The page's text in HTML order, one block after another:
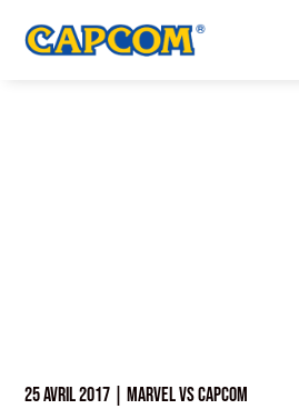
25 AVRIL 2017 MARVEL VS CAPCOM